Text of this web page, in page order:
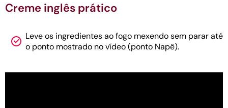
Creme inglês prático
Leve os ingredientes ao fogo mexendo sem parar até
o ponto mostrado no vídeo (ponto Napê).